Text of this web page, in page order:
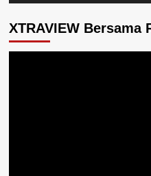
XTRAVIEW Bersama